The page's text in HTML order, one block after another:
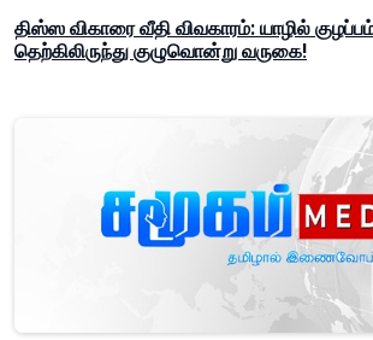
திஸ்ஸ விகாரை வீதி விவகாரம்: யாழில்
தெற்கிலிருந்து குழுவொன்று வருகை!